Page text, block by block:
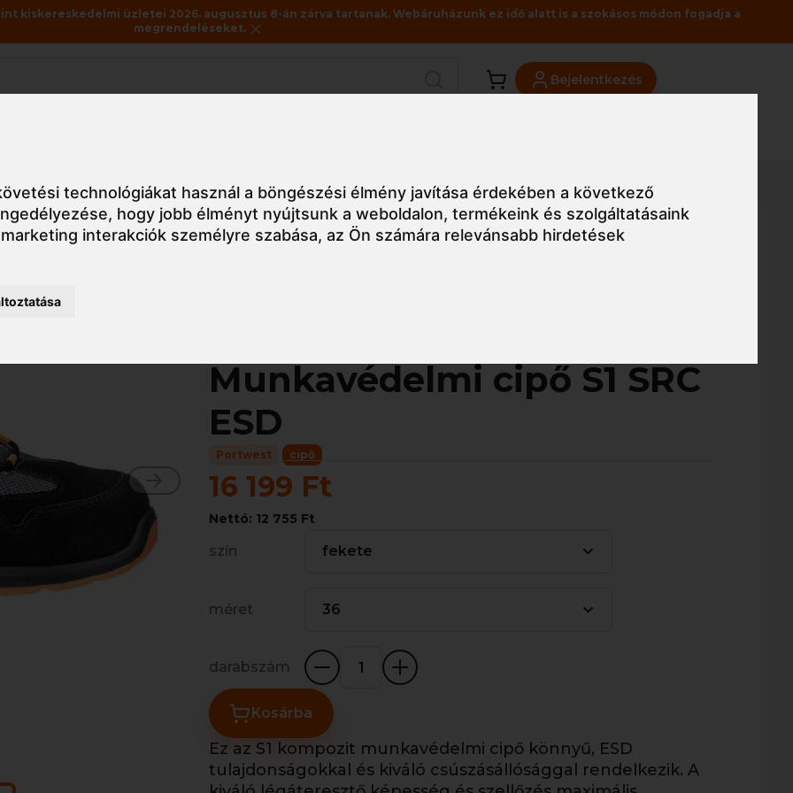
technológiákat használ a böngészési élmény javítása érdekében a következő
, hogy jobb élményt nyújtsunk a weboldalon,termékeink és szolgáltatásaink
interakciók személyre szabása,az Ön számára relevánsabb hirdetések
kiskereskedelmi üzletei 2026. augusztus 8-án zárva tartanak. Webáruházunk ez idő alatt is a szokásos módon fogadja a
megrendeléseket.
Bejelentkezés
Munkavédelmi cipő S1 SRC
ESD
Portwest cipő
16 199 Ft
Nettó: 12 755 Ft
szín fekete
méret 36
darabszám
Kosárba
Ez az S1 kompozit munkavédelmi cipő könnyű, ESD
tulajdonságokkal és kiváló csúszásállósággal rendelkezik. A